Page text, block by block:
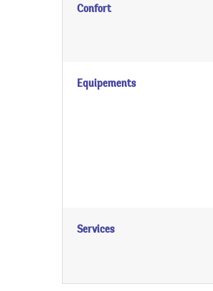
Confort
Equipements
Services